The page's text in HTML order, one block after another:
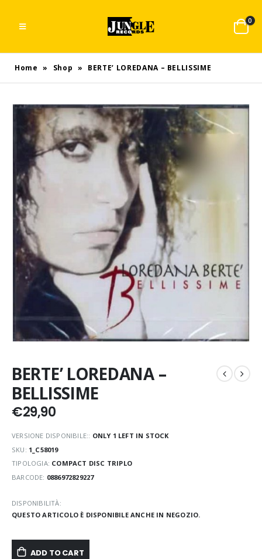
0
Home » Shop » BERTE’ LOREDANA – BELLISSIME
BERTE’ LOREDANA –
BELLISSIME
€29,90
VERSIONE DISPONIBILE:: ONLY 1 LEFT IN STOCK
SKU: 1_C58019
TIPOLOGIA: COMPACT DISC TRIPLO
BARCODE: 0886972829227
DISPONIBILITÀ:
QUESTO ARTICOLO È DISPONIBILE ANCHE IN NEGOZIO.
ADD TO CART